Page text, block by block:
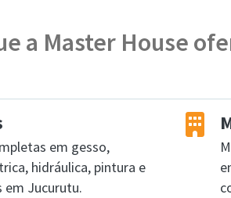
a Master House
em gesso,
hidráulica, pintura e
em Jucurutu.